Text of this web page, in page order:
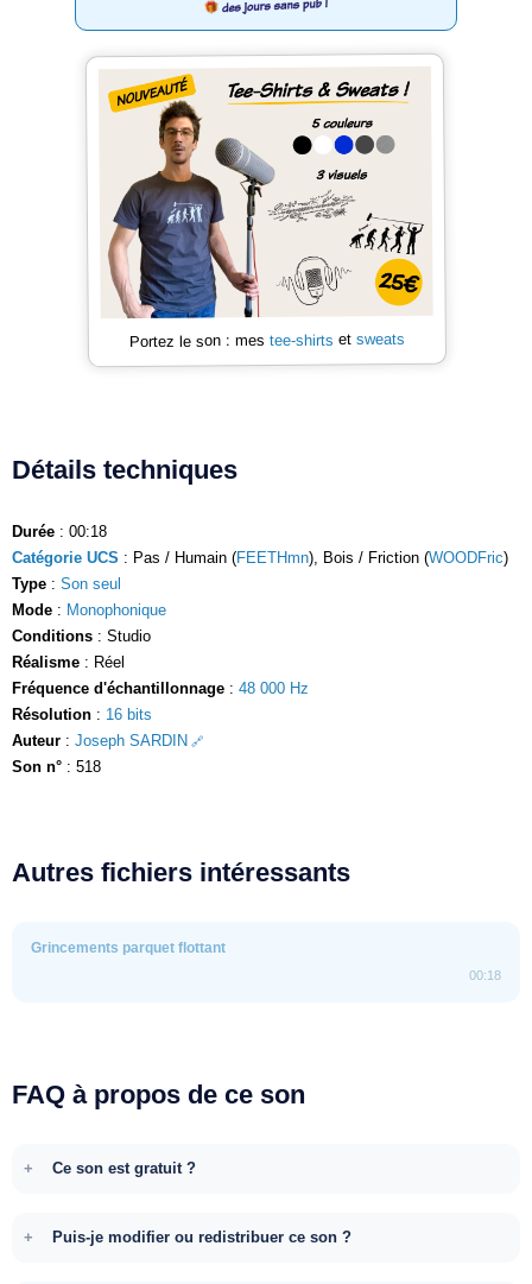
Portez le son : mes tee-shirts et sweats
Détails techniques
Durée : 00:18
Catégorie UCS : Pas / Humain (FEETHmn), Bois / Friction (WOODFric)
Type : Son seul
Mode : Monophonique
Conditions : Studio
Réalisme : Réel
Fréquence d'échantillonnage : 48 000 Hz
Résolution : 16 bits
Auteur : Joseph SARDIN
Son n° : 518
Autres fichiers intéressants
Grincements parquet flottant
00:18
FAQ à propos de ce son
Ce son est gratuit ?
Puis-je modifier ou redistribuer ce son ?